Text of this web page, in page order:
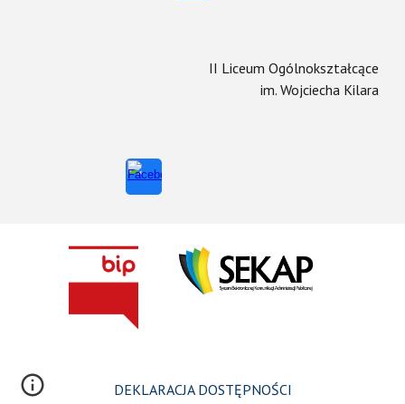
II Liceum Ogólnokształcące
im. Wojciecha Kilara
DEKLARACJA DOSTĘPNOŚCI